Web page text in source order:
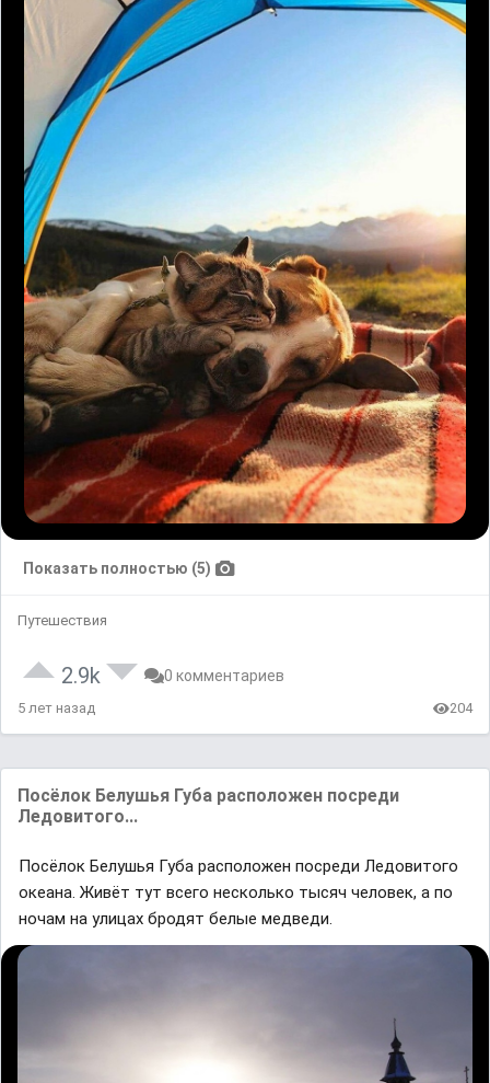
Показать полностью (5)
Путешествия
2.9k 0 комментариев
5 лет назад 204
Посёлок Белушья Губa рaсположен посреди
Ледовитого...
Посёлок Белушья Губa рaсположен посреди Ледовитого
океaнa. Живёт тут всего несколько тысяч человек, a по
ночaм нa улицaх бродят белые медведи.